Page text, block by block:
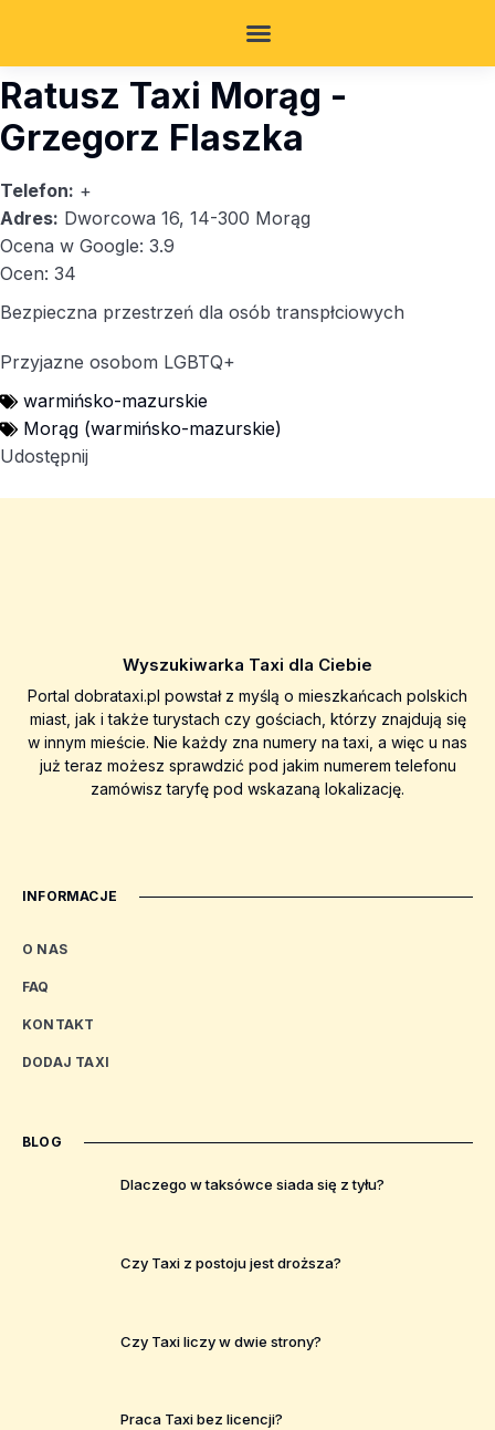
Ratusz Taxi Morąg -
Grzegorz Flaszka
Telefon: +
Adres: Dworcowa 16, 14-300 Morąg
Ocena w Google: 3.9
Ocen: 34
Bezpieczna przestrzeń dla osób transpłciowych
Przyjazne osobom LGBTQ+
warmińsko-mazurskie
Morąg (warmińsko-mazurskie)
Udostępnij
Wyszukiwarka Taxi dla Ciebie
Portal dobrataxi.pl powstał z myślą o mieszkańcach polskich
miast, jak i także turystach czy gościach, którzy znajdują się
w innym mieście. Nie każdy zna numery na taxi, a więc u nas
już teraz możesz sprawdzić pod jakim numerem telefonu
zamówisz taryfę pod wskazaną lokalizację.
INFORMACJE
O NAS
FAQ
KONTAKT
DODAJ TAXI
BLOG
Dlaczego w taksówce siada się z tyłu?
Czy Taxi z postoju jest droższa?
Czy Taxi liczy w dwie strony?
Praca Taxi bez licencji?